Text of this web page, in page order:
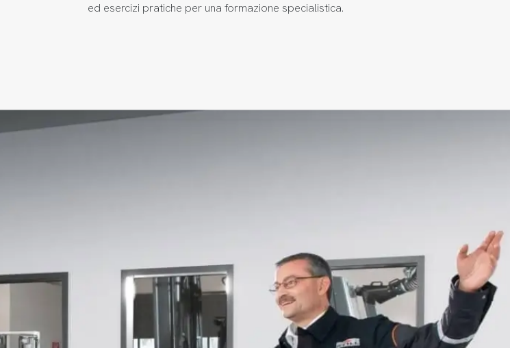
ed esercizi pratiche per una formazione specialistica.